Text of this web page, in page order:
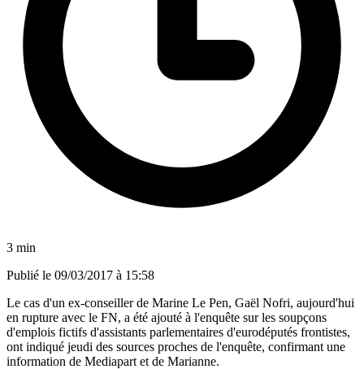
3 min
Publié le 09/03/2017 à 15:58
Le cas d'un ex-conseiller de Marine Le Pen, Gaël Nofri, aujourd'hui
en rupture avec le FN, a été ajouté à l'enquête sur les soupçons
d'emplois fictifs d'assistants parlementaires d'eurodéputés frontistes,
ont indiqué jeudi des sources proches de l'enquête, confirmant une
information de Mediapart et de Marianne.